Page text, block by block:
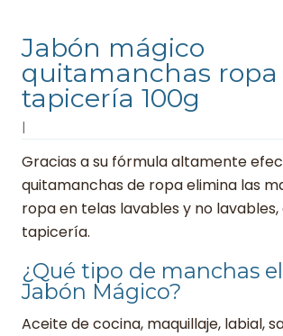
Jabón mágico
quitamanchas ropa
tapicería 100g
|
Gracias a su fórmula altamente
quitamanchas de ropa elimina las
ropa en telas lavables y no
tapicería.
¿Qué tipo de manchas
Jabón Mágico?
Aceite de cocina, maquillaje, labial,